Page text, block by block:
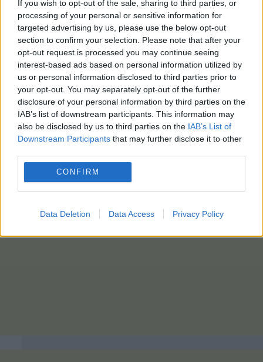
If you wish to opt-out of the sale, sharing to third parties, or
processing of your personal or sensitive information for
targeted advertising by us, please use the below opt-out
section to confirm your selection. Please note that after your
opt-out request is processed you may continue seeing
interest-based ads based on personal information utilized by
us or personal information disclosed to third parties prior to
your opt-out. You may separately opt-out of the further
disclosure of your personal information by third parties on the
IAB’s list of downstream participants. This information may
also be disclosed by us to third parties on the IAB’s List of
Downstream Participants that may further disclose it to other
CONFIRM
Data Deletion Data Access Privacy Policy